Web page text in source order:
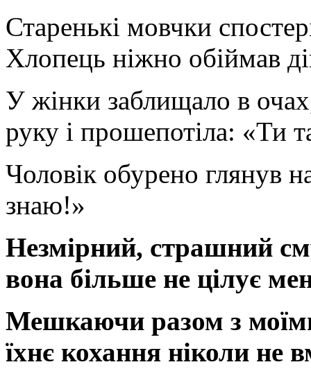
Старенькі мовчки
Хлопець ніжно обіймав
У жінки заблищало в
руку і прошепотіла: «Ти
Чоловік обурено глянув
знаю!»
Незмірний, страшний
вона більше не цілує
Мешкаючи разом з
їхнє кохання ніколи не